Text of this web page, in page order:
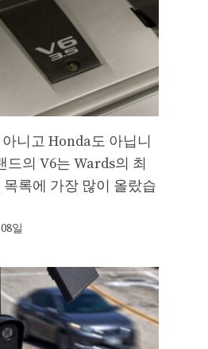
니고 Honda도 아닙니
드의 V6는 Wards의 최
목록에 가장 많이 올랐습
일